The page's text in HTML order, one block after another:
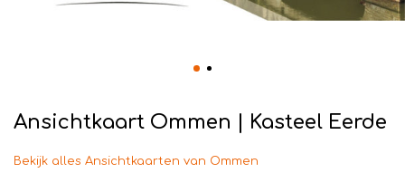
Ansichtkaart Ommen | Kasteel Eerde
Bekijk alles Ansichtkaarten van Ommen